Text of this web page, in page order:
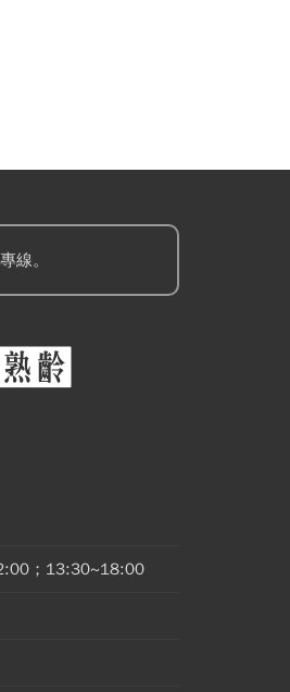
線。
；13:30~18:00